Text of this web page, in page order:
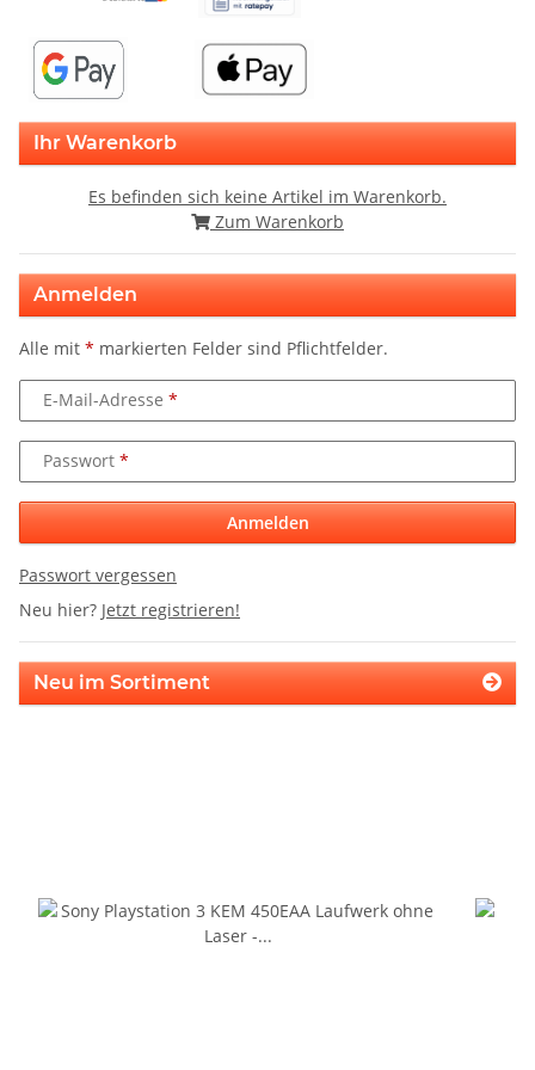
Ihr Warenkorb
Es befinden sich keine Artikel im Warenkorb.
Zum Warenkorb
Anmelden
Alle mit * markierten Felder sind Pflichtfelder.
E-Mail-Adresse
Passwort
Anmelden
Passwort vergessen
Neu hier? Jetzt registrieren!
Neu im Sortiment